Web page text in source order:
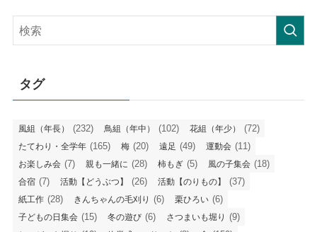
記
タグ
風組（年長） (232) 鳥組（年中） (102) 花組（年少） (72)
たてわり・全学年 (165) 梅 (20) 遠足 (49) 運動会 (11)
お楽しみ会 (7) 親も一緒に (28) 柿もぎ (5) 風の子集会 (18)
合宿 (7) 活動【どうぶつ】 (26) 活動【のりもの】 (37)
紙工作 (28) きんちゃんの毛刈り (6) 栗ひろい (6)
子どもの日集会 (15) 冬の遊び (6) さつまいも堀り (9)